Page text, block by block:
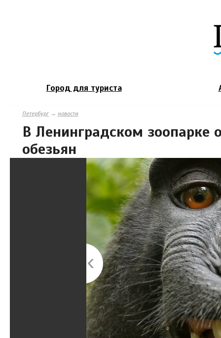
Город для туриста
Петербург→ новости
В Ленинградском
обезьян